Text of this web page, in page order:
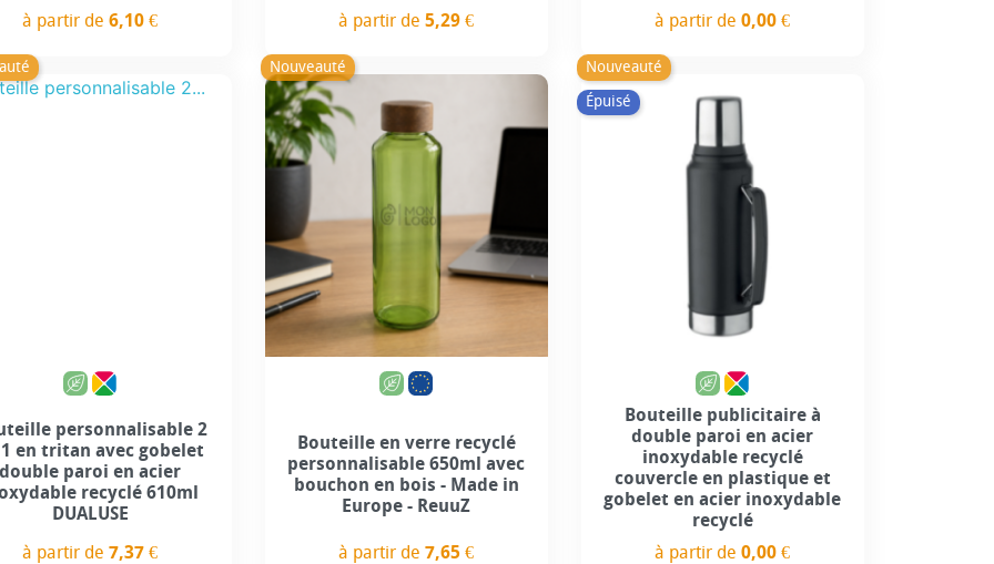
à partir de6,10 €
à partir de5,29 €
à partir de0,00 €
personnalisable 2
en tritan avec gobelet
double paroi en acier
recyclé 610ml
DUALUSE
à partir de7,37 €
Nouveauté
Bouteille en verre recyclé
personnalisable 650ml avec
bouchon en bois - Made in
Europe - ReuuZ
à partir de7,65 €
Nouveauté
Épuisé
Bouteille publicitaire à
double paroi en acier
inoxydable recyclé
couvercle en plastique et
gobelet en acier inoxydable
recyclé
à partir de0,00 €